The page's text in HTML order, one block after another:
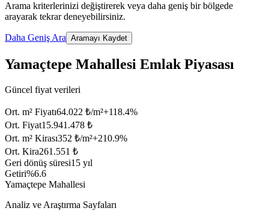
Arama kriterlerinizi değiştirerek veya daha geniş bir bölgede
arayarak tekrar deneyebilirsiniz.
Daha Geniş Ara Aramayı Kaydet
Yamaçtepe Mahallesi Emlak Piyasası
Güncel fiyat verileri
Ort. m² Fiyatı64.022 ₺/m²+118.4%
Ort. Fiyat15.941.478 ₺
Ort. m² Kirası352 ₺/m²+210.9%
Ort. Kira261.551 ₺
Geri dönüş süresi15 yıl
Getiri%6.6
Yamaçtepe Mahallesi
Analiz ve Araştırma Sayfaları